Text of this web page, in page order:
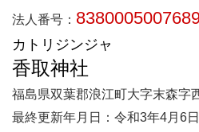
法人番号：
カトリジンジャ
香取神社
福島県双葉郡浪江町大字末森字
最終更新年月日：令和3年4月6日